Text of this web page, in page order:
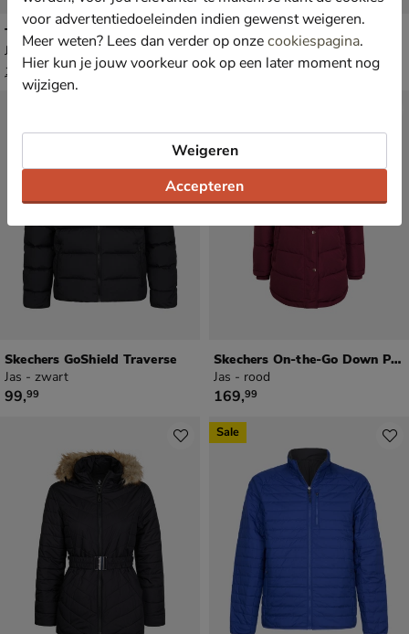
Timberland
Jas - geel
van € 179,99 voor € 107,99
179 99 107, 99
Timberland
Jas - geel
van € 369,99 voor € 221,99
369 99 221,99
Skechers GoShield Traverse
Jas - zwart
€ 99,99
99,99
Skechers On-the-Go Down Parka
Jas - rood
€ 169,99
169,99
Sale
voor advertentiedoeleinden indien gewenst weigeren.
Meer weten? Lees dan verder op onzecookiespagina.
Hier kun je jouw voorkeur ook op een later moment nog
wijzigen.
Accepteren
Weigeren